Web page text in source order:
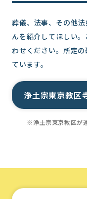
葬儀、法事、その他
んを紹介してほしい
わせください。所定
ています。
浄土宗東京教区
※浄土宗東京教区が